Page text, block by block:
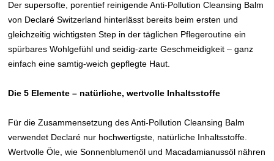
Der supersofte, porentief reinigende Anti-Pollution Cleansing Balm
von Declaré Switzerland hinterlässt bereits beim ersten und
gleichzeitig wichtigsten Step in der täglichen Pflegeroutine ein
spürbares Wohlgefühl und seidig-zarte Geschmeidigkeit – ganz
einfach eine samtig-weich gepflegte Haut.
Die 5 Elemente – natürliche, wertvolle Inhaltsstoffe
Für die Zusammensetzung des Anti-Pollution Cleansing Balm
verwendet Declaré nur hochwertigste, natürliche Inhaltsstoffe.
Wertvolle Öle, wie Sonnenblumenöl und Macadamianussöl nähren